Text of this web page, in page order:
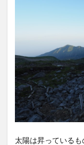
太陽は昇っている